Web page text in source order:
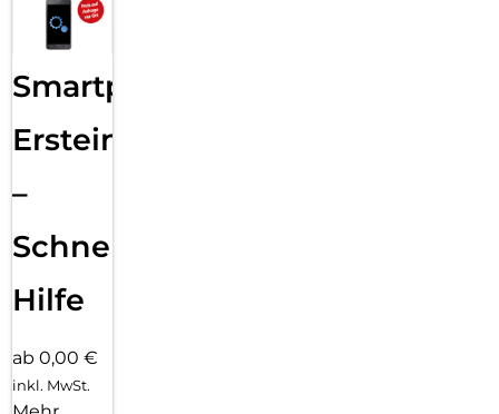
Smartphone
Ersteinrichtung
–
Schnelle
Hilfe
ab 0,00 €
inkl. MwSt.